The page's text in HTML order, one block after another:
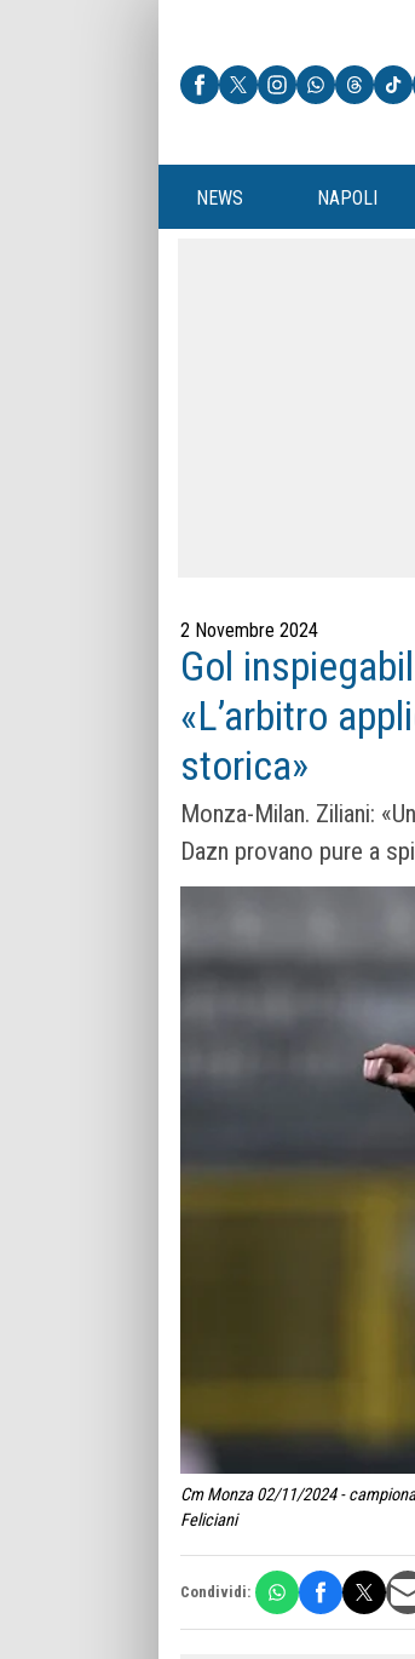
NEWS NAPOLI
2 Novembre 2024
Gol
«L’arbitro
storica»
Monza-Milan. Ziliani:
Dazn provano pure a
Cm Monza 02/11/2024 -
Feliciani
Condividi: